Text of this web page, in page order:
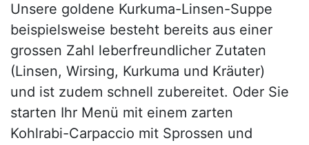
Unsere goldene Kurkuma-Linsen-Suppe
beispielsweise besteht bereits aus einer
grossen Zahl leberfreundlicher Zutaten
(Linsen, Wirsing, Kurkuma und Kräuter)
und ist zudem schnell zubereitet. Oder Sie
starten Ihr Menü mit einem zarten
Kohlrabi-Carpaccio mit Sprossen und